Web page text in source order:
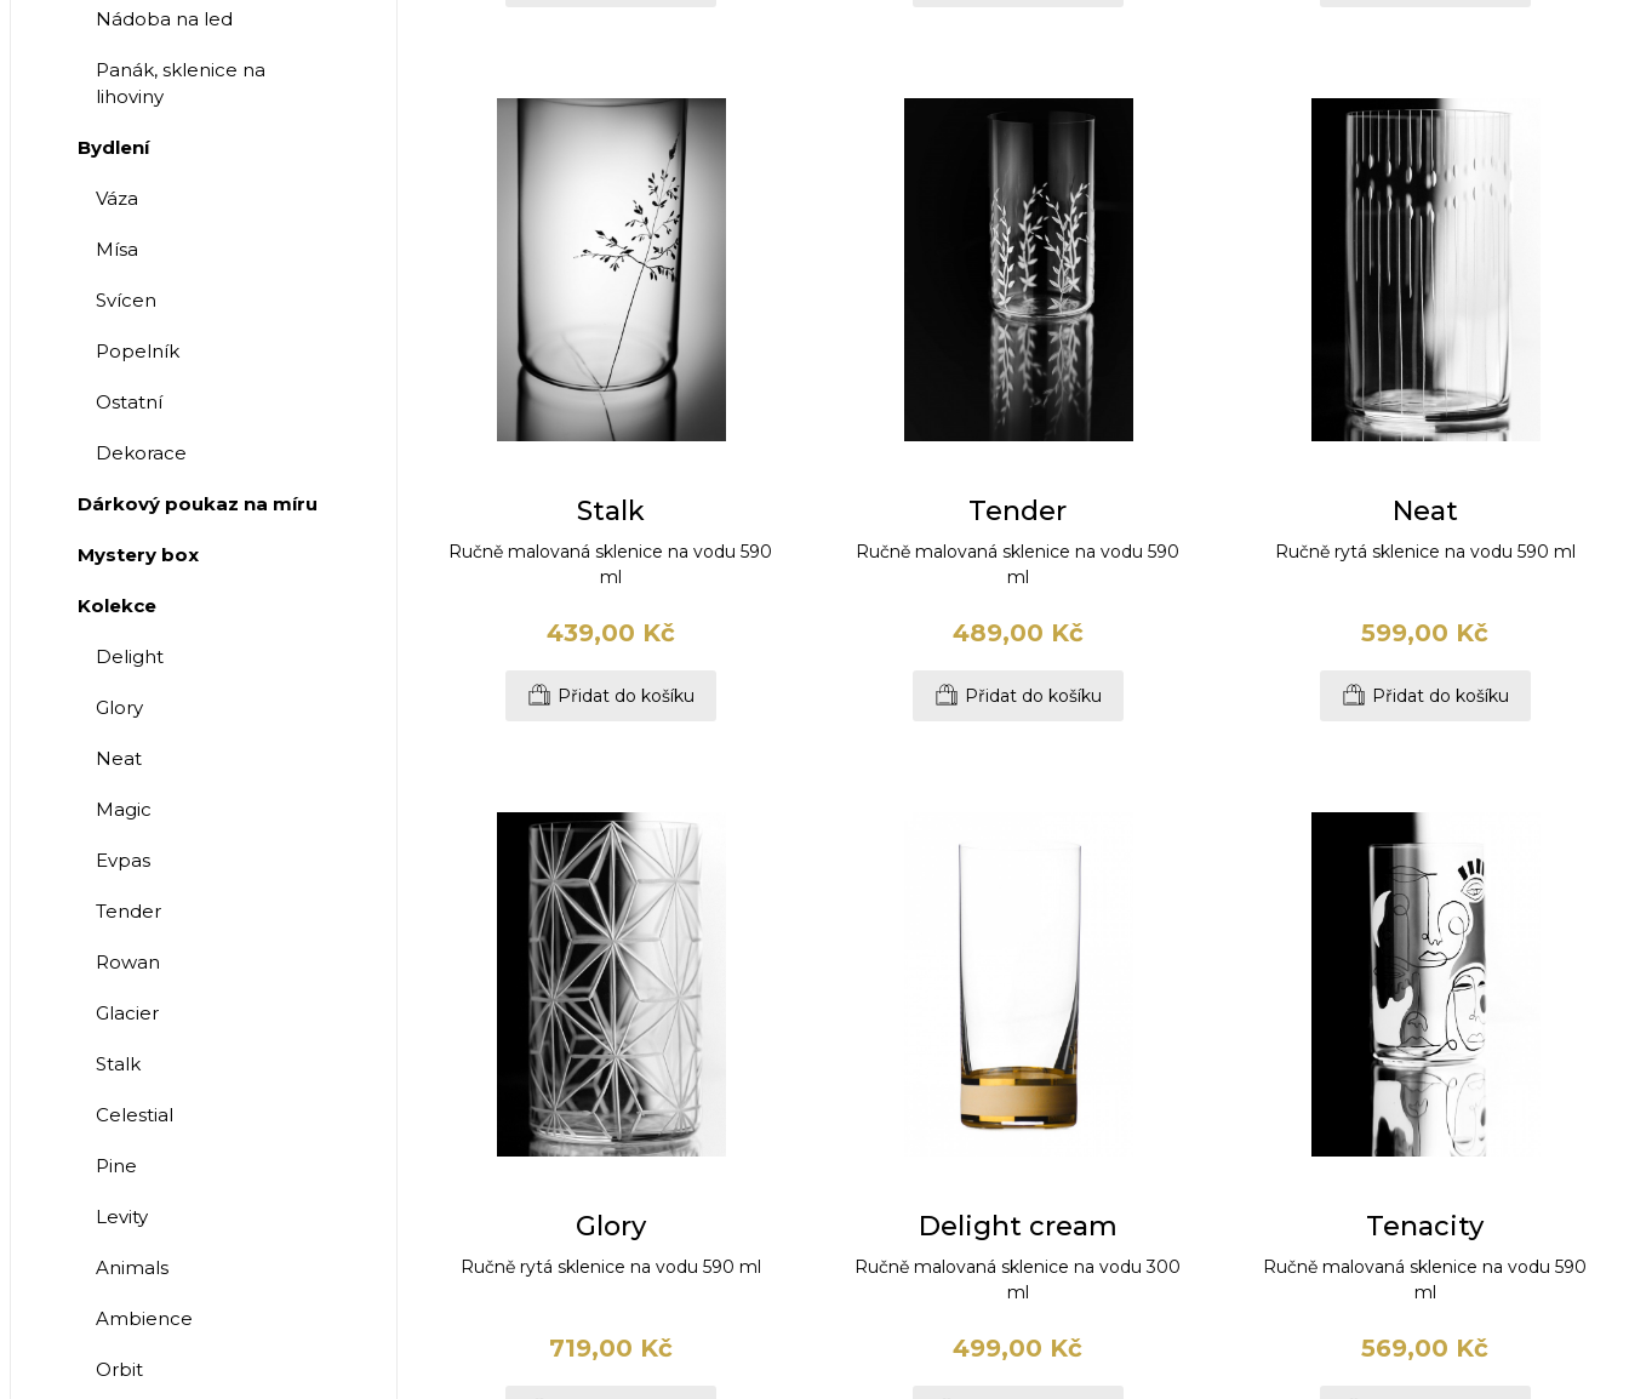
Stalk
Ručně malovaná sklenice na vodu 590
ml
439,00 Kč
Přidat do košíku
Tender
Ručně malovaná sklenice na vodu 590
ml
489,00 Kč
Přidat do košíku
Neat
Ručně rytá sklenice na vodu 590 ml
599,00 Kč
Přidat do košíku
Glory
Ručně rytá sklenice na vodu 590 ml
719,00 Kč
Delight cream
Ručně malovaná sklenice na vodu 300
ml
499,00 Kč
Tenacity
Ručně malovaná sklenice na vodu 590
ml
569,00 Kč
Nádoba na led
Panák, sklenice na
lihoviny
Bydlení
Váza
Mísa
Svícen
Popelník
Ostatní
Dekorace
Dárkový poukaz na míru
Mystery box
Kolekce
Delight
Glory
Neat
Magic
Evpas
Tender
Rowan
Glacier
Stalk
Celestial
Pine
Levity
Animals
Ambience
Orbit